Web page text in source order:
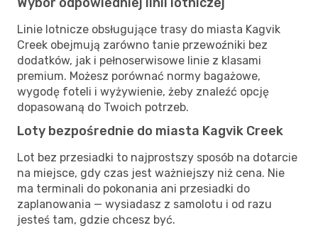
Linie lotnicze obsługujące trasy do miasta Kagvik
Creek obejmują zarówno tanie przewoźniki bez
dodatków, jak i pełnoserwisowe linie z klasami
premium. Możesz porównać normy bagażowe,
wygodę foteli i wyżywienie, żeby znaleźć opcję
dopasowaną do Twoich potrzeb.
Loty bezpośrednie do miasta Kagvik Creek
Lot bez przesiadki to najprostszy sposób na dotarcie
na miejsce, gdy czas jest ważniejszy niż cena. Nie
ma terminali do pokonania ani przesiadki do
zaplanowania — wysiadasz z samolotu i od razu
jesteś tam, gdzie chcesz być.